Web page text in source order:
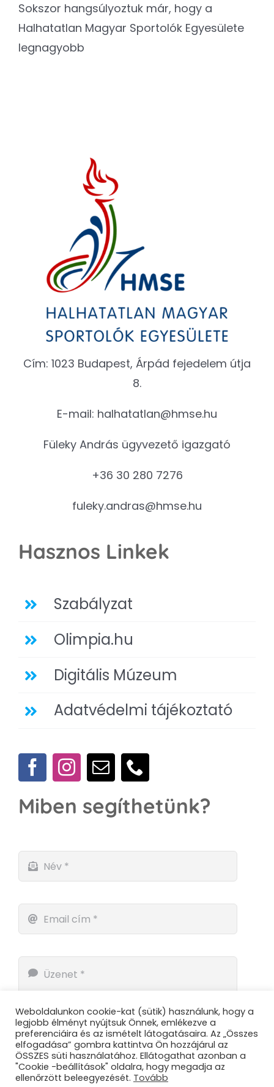
Sokszor hangsúlyoztuk már, hogy a
Halhatatlan Magyar Sportolók Egyesülete
legnagyobb
Cím: 1023 Budapest, Árpád fejedelem útja
8.
E-mail: halhatatlan@hmse.hu
Füleky András ügyvezető igazgató
+36 30 280 7276
fuleky.andras@hmse.hu
Hasznos Linkek
Szabályzat
Olimpia.hu
Digitális Múzeum
Adatvédelmi tájékoztató
Miben segíthetünk?
Küldés
Weboldalunkon cookie-kat (sütik) használunk, hogy a
legjobb élményt nyújtsuk Önnek, emlékezve a
preferenciáira és az ismételt látogatásaira. Az „Összes
elfogadása” gombra kattintva Ön hozzájárul az
ÖSSZES süti használatához. Ellátogathat azonban a
"Cookie -beállítások" oldalra, hogy megadja az
ellenőrzött beleegyezését. Tovább